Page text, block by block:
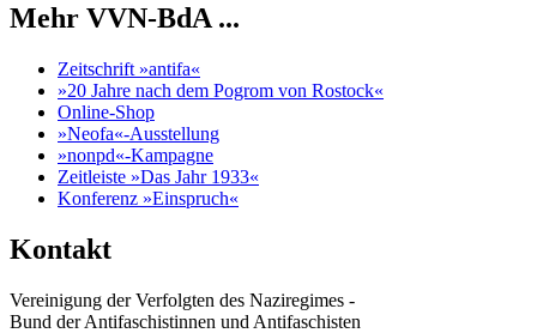
Mehr VVN-BdA ...
Zeitschrift »antifa«
»20 Jahre nach dem Pogrom von Rostock«
Online-Shop
»Neofa«-Ausstellung
»nonpd«-Kampagne
Zeitleiste »Das Jahr 1933«
Konferenz »Einspruch«
Kontakt
Vereinigung der Verfolgten des Naziregimes -
Bund der Antifaschistinnen und Antifaschisten